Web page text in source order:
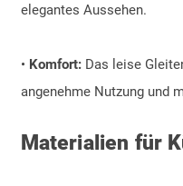
elegantes Aussehen.
• Komfort:Das leise
angenehme Nutzung und
Materialien für